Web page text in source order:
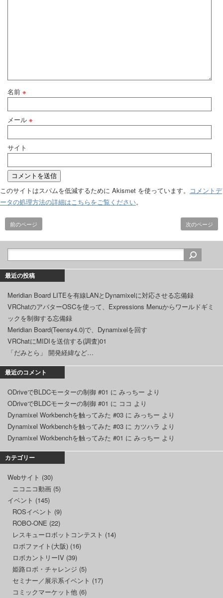
名前 ※
メール ※
サイト
このサイトはスパムを低減するために Akismet を使っています。 コメントデ
ータの処理方法の詳細はこちらをご覧ください。
前のページ 次のページ
最近の投稿
Meridian Board LITEを有線LANとDynamixelに対応させる忘備録
VRChatのアバターOSCを使って、Expressions Menuからワールドギミ
ックを制御する忘備録
Meridian Board(Teensy4.0)で、Dynamixelを回す
VRChatにMIDIを送信する(調査)01
「だみとら」 開発経緯など…
最近のコメント
ODriveでBLDCモーターの制御 #01 に みっちー より
ODriveでBLDCモーターの制御 #01 に ココ より
Dynamixel Workbenchを触ってみた #03 に みっちー より
Dynamixel Workbenchを触ってみた #03 に カツハラ より
Dynamixel Workbenchを触ってみた #01 に みっちー より
カテゴリー
Webサイト (30)
ニコニコ動画 (5)
イベント (145)
ROSイベント (9)
ROBO-ONE (22)
レスキューロボットコンテスト (14)
ロボファイト(大阪) (16)
ロボカントリーIV (39)
姫路ロボ・チャレンジ (5)
セミナー／展示系イベント (17)
コミックマーケット他 (6)